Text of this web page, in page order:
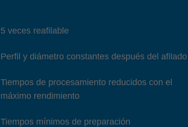
5 veces reafilable
Perfil y diámetro constantes después del afilado
Tiempos de procesamiento reducidos con el
máximo rendimiento
Tiempos mínimos de preparación